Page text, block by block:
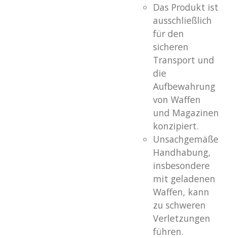
Das Produkt ist
ausschließlich
für den
sicheren
Transport und
die
Aufbewahrung
von Waffen
und Magazinen
konzipiert.
Unsachgemäße
Handhabung,
insbesondere
mit geladenen
Waffen, kann
zu schweren
Verletzungen
führen.